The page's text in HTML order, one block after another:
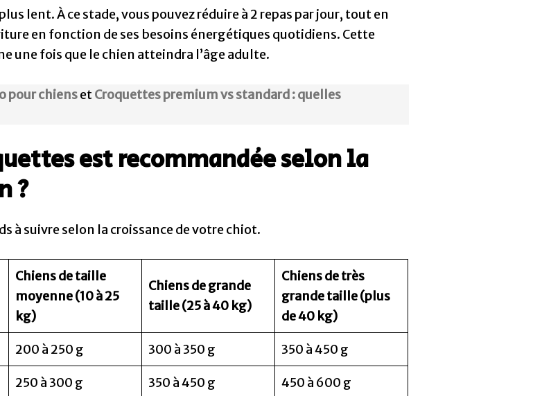
lent. À ce stade, vous pouvez réduire à 2 repas par jour, tout en
en fonction de ses besoins énergétiques quotidiens. Cette
une fois que le chien atteindra l’âge adulte.
pour chiensetCroquettes premium vs standard : quelles
est recommandée selon la
?
à suivre selon la croissance de votre chiot.
Chiens de taille
moyenne (10 à 25
kg)
Chiens de grande
taille (25 à 40 kg)
Chiens de très
grande taille (plus
de 40 kg)
200 à 250 g 300 à 350 g 350 à 450 g
250 à 300 g 350 à 450 g 450 à 600 g